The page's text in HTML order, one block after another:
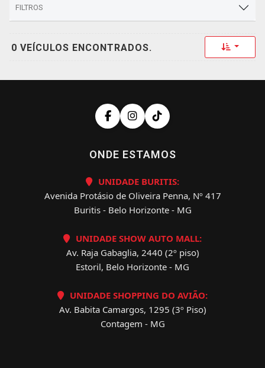
FILTROS
0 VEÍCULOS ENCONTRADOS. Toggle
ONDE ESTAMOS
UNIDADE BURITIS:
Avenida Protásio de Oliveira Penna, Nº 417
Buritis - Belo Horizonte - MG
UNIDADE SHOW AUTO MALL:
Av. Raja Gabaglia, 2440 (2º piso)
Estoril, Belo Horizonte - MG
UNIDADE SHOPPING DO AVIÃO:
Av. Babita Camargos, 1295 (3º Piso)
Contagem - MG